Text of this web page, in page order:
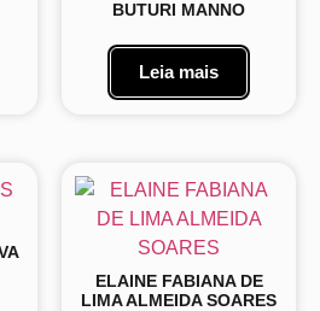
BUTURI MANNO
Leia mais
ELAINE FABIANA DE
LIMA ALMEIDA SOARES